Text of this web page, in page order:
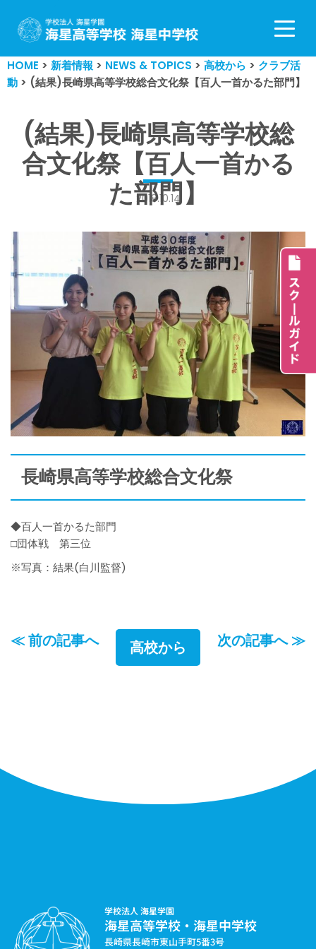
コ
ン
テ
ン
HOME > 新着情報 > NEWS & TOPICS > 高校から > クラブ活
動 > (結果)長崎県高等学校総合文化祭【百人一首かるた部門】
(結果)長崎県高等学校総
合文化祭【百人一首かる
た部門】
2018.10.14
長崎県高等学校総合文化祭
◆百人一首かるた部門
□団体戦 第三位
※写真：結果(白川監督)
≪ 前の記事へ 高校から 次の記事へ ≫
学校法人 海星学園
海星高等学校・海星中学校
長崎県長崎市東山手町5番3号